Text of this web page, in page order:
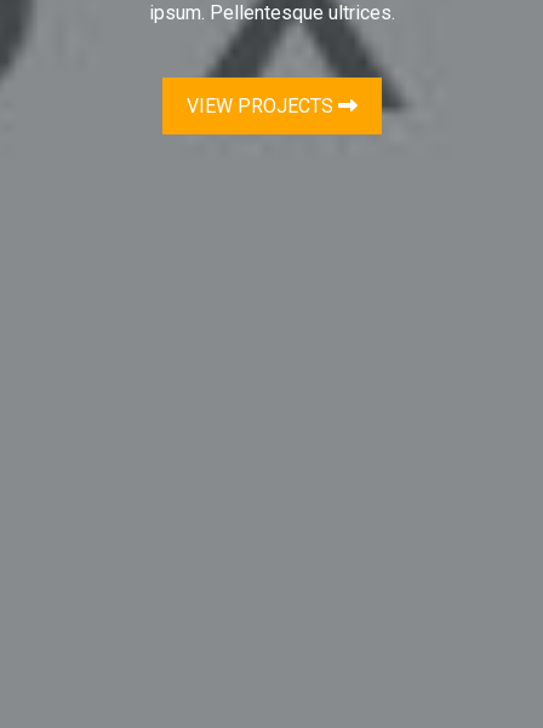
ipsum. Pellentesque ultrices.
VIEW PROJECTS